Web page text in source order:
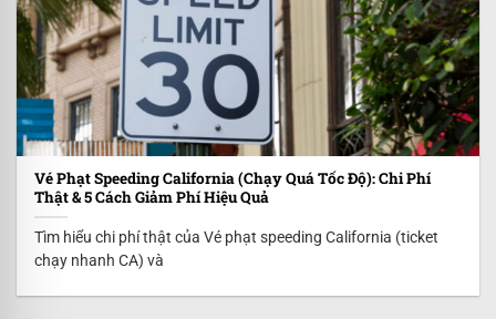
Vé Phạt Speeding California (Chạy Quá Tốc Độ): Chi Phí
Thật & 5 Cách Giảm Phí Hiệu Quả
Tìm hiểu chi phí thật của Vé phạt speeding California (ticket
chạy nhanh CA) và